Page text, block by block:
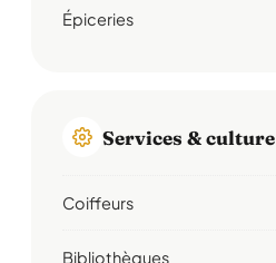
Épiceries
Services & culture
Coiffeurs
Bibliothèques